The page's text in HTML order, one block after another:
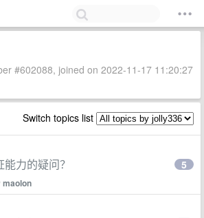
#602088, joined on 2022-11-17 11:20:27
Switch topics list
力的疑问？
maolon
5